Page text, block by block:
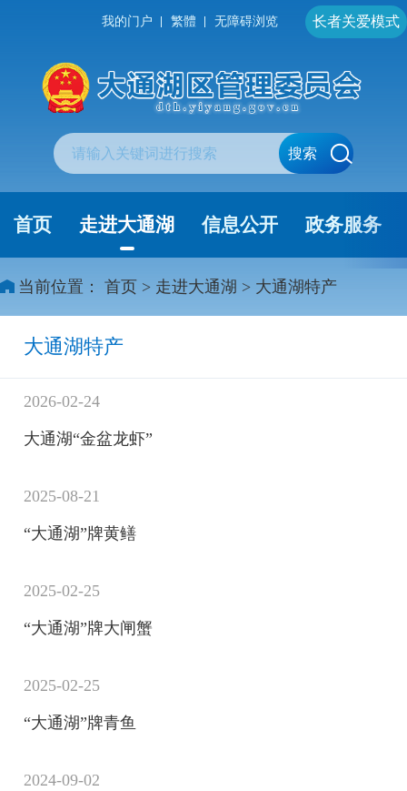
我的门户 繁體 无障碍浏览 长者关爱模式
搜索
首页 走进大通湖 信息公开 政务服务
当前位置： 首页 > 走进大通湖 > 大通湖特产
大通湖特产
2026-02-24
大通湖“金盆龙虾”
2025-08-21
“大通湖”牌黄鳝
2025-02-25
“大通湖”牌大闸蟹
2025-02-25
“大通湖”牌青鱼
2024-09-02